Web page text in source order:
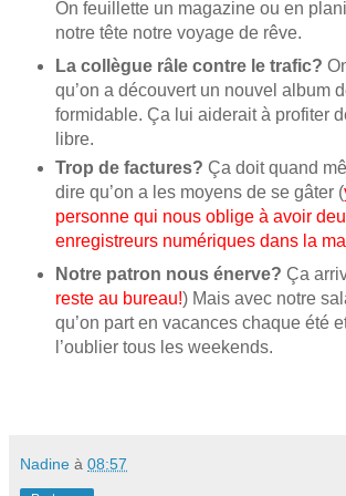
On feuillette un magazine ou en
notre tête notre voyage de rêve.
La collègue râle contre le trafic?
qu’on a découvert un nouvel album
formidable. Ça lui aiderait à profiter
libre.
Trop de factures? Ça doit quand
dire qu’on a les moyens de se gâter (
personne qui nous oblige à avoir
enregistreurs numériques dans la
Notre patron nous énerve? Ça
reste au bureau!) Mais avec notre
qu’on part en vacances chaque été
l’oublier tous les weekends.
Nadine à 08:57